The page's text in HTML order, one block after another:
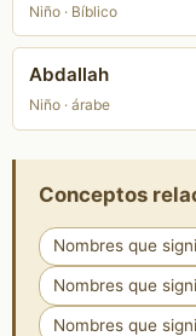
Niño · Bíblico
Abdallah
Niño · árabe
Conceptos
Nombres que
Nombres que
Nombres que